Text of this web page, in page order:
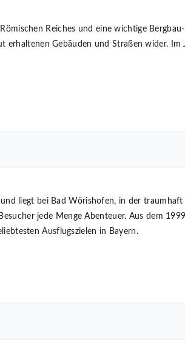
Reiches und eine wichtige
erhaltenen Gebäuden und Straßen wider.
liegt bei Bad Wörishofen, in der
jede Menge Abenteuer. Aus dem
Ausflugszielen in Bayern.